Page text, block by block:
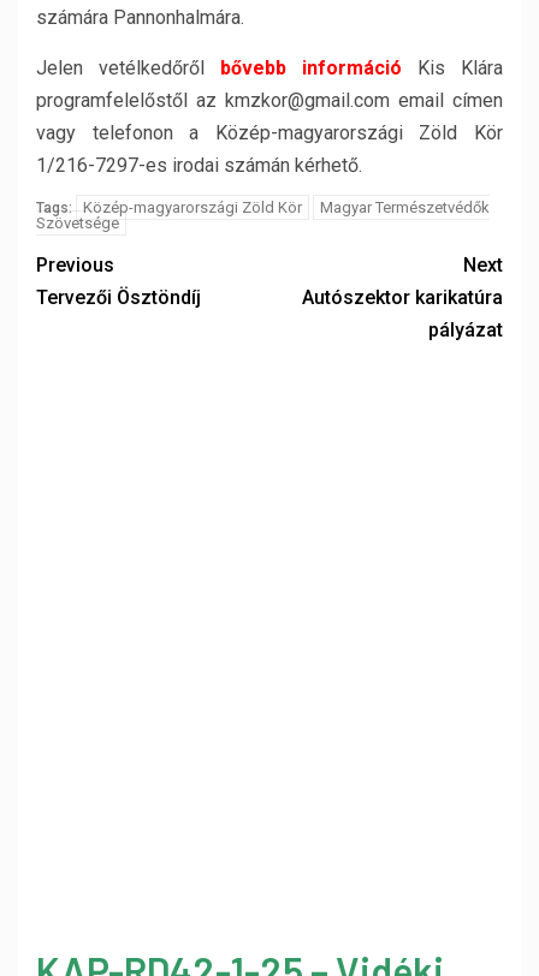
számára Pannonhalmára.
Jelen vetélkedőről bővebb információ Kis Klára
programfelelőstől az kmzkor@gmail.com email címen
vagy telefonon a Közép-magyarországi Zöld Kör
1/216-7297-es irodai számán kérhető.
Tags: Közép-magyarországi Zöld Kör
Magyar Természetvédők
Szövetsége
Previous
Tervezői Ösztöndíj
Next
Autószektor karikatúra
pályázat